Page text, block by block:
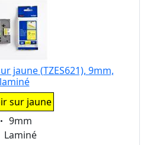
jaune (TZES621), 9mm,
laminé
sur jaune
Eigenschaft:
9mm
Laminé